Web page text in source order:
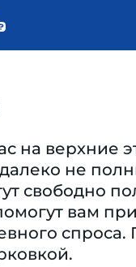
на верхние
не
свободно
вам